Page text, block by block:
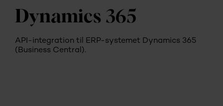
Dynamics 365
API-integration til ERP-systemet Dynamics 365
(Business Central).